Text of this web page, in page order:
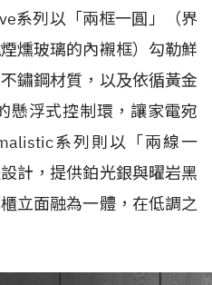
系列以「兩框一圓」（界
燻玻璃的內襯框）勾勒鮮
鏽鋼材質，以及依循黃金
懸浮式控制環，讓家電宛
系列則以「兩線一
計，提供鉑光銀與曜岩黑
立面融為一體，在低調之